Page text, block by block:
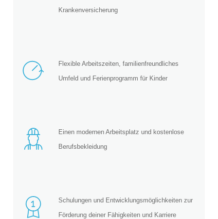
Krankenversicherung
Flexible Arbeitszeiten, familienfreundliches
Umfeld und Ferienprogramm für Kinder
Einen modernen Arbeitsplatz und kostenlose
Berufsbekleidung
Schulungen und Entwicklungsmöglichkeiten zur
Förderung deiner Fähigkeiten und Karriere